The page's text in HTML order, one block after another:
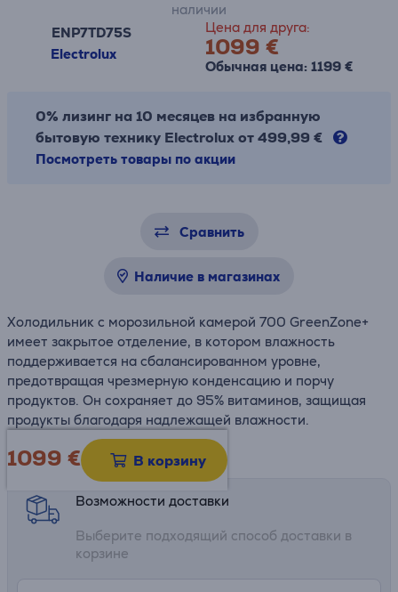
ENP7TD75S
Electrolux
Цена для друга:
1099 €
Обычная цена: 1199 €
наличии
0% лизинг на 10 месяцев на избранную
бытовую технику Electrolux от 499,99 €
Посмотреть товары по акции
Сравнить
Наличие в магазинах
Холодильник с морозильной камерой 700 GreenZone+
имеет закрытое отделение, в котором влажность
поддерживается на сбалансированном уровне,
предотвращая чрезмерную конденсацию и порчу
продуктов. Он сохраняет до 95% витаминов, защищая
продукты благодаря надлежащей влажности.
1099 € В корзину
Информационный лист
Возможности доставки
Выберите подходящий способ доставки в
корзине